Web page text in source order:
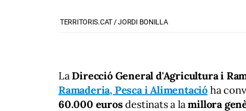
TERRITORIS.CAT / JORDI BONILLA
La Direcció General d'Agricultura i
Ramaderia, Pesca i Alimentació ha
60.000 eurosdestinats a la millora